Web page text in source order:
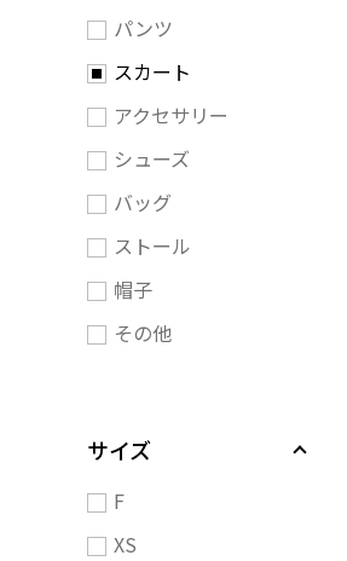
パンツ
スカート
アクセサリー
シューズ
バッグ
ストール
帽子
その他
サイズ
F
XS